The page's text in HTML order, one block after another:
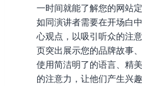
一时间就能了解您的网站
如同演讲者需要在开场白
心观点，以吸引听众的注
页突出展示您的品牌故事
使用简洁明了的语言、精
的注意力，让他们产生兴